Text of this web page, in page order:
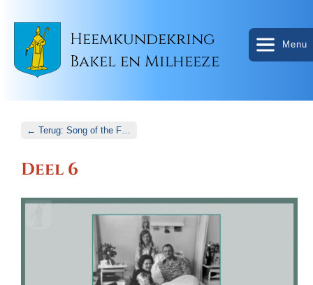
Heemkundekring
Bakel en Milheeze
Menu
Deel 6